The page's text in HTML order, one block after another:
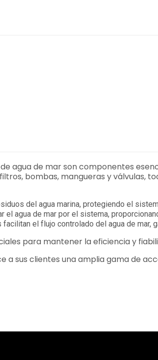
agua de mar son componentes
bombas, mangueras y válvulas,
del agua marina, protegiendo el
el agua de mar por el sistema,
facilitan el flujo controlado del agua de
para mantener la eficiencia y
a sus clientes una amplia gama de